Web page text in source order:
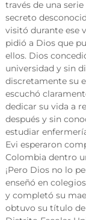
través de una
secreto
visitó durante ese
pidió a Dios que
ellos. Dios
universidad y sin
discretamente su
escuchó
dedicar su vida a
después y sin
estudiar
Evi esperaron
Colombia dentro
¡Pero Dios no lo
enseñó en
y completó su
obtuvo su título